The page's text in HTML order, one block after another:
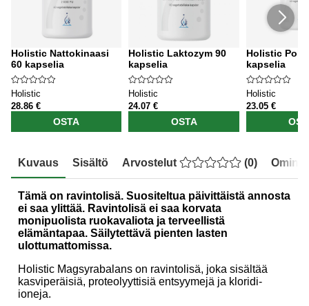
Holistic Nattokinaasi
60 kapselia
Holistic
28.86 €
OSTA
Holistic Laktozym 90
kapselia
Holistic
24.07 €
OSTA
Holistic
kapselia
Holistic
23.05 €
Kuvaus Sisältö Arvostelut (0)
Tämä on ravintolisä. Suositeltua päivittäistä annosta
ei saa ylittää. Ravintolisä ei saa korvata
monipuolista ruokavaliota ja terveellistä
elämäntapaa. Säilytettävä pienten lasten
ulottumattomissa.
Holistic Magsyrabalans on ravintolisä, joka sisältää
kasviperäisiä, proteolyyttisiä entsyymejä ja kloridi-
ioneja.